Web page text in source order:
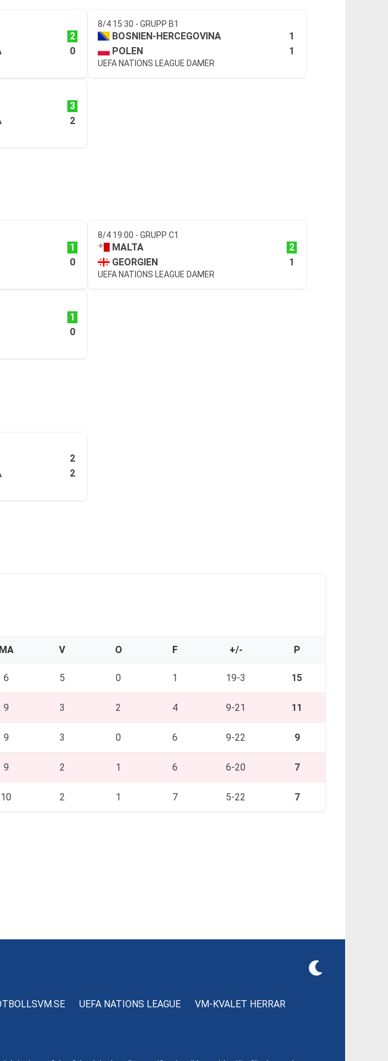
2
0
8/4 15:30 - GRUPP B1
BOSNIEN-HERCEGOVINA
1
POLEN
1
UEFA NATIONS LEAGUE DAMER
3
2
1
0
8/4 19:00 - GRUPP C1
MALTA
2
GEORGIEN
1
UEFA NATIONS LEAGUE DAMER
1
0
2
2
MA V O F +/- P
6 5 0 1 19-3 15
9 3 2 4 9-21 11
9 3 0 6 9-22 9
9 2 1 6 6-20 7
10 2 1 7 5-22 7
UEFA NATIONS LEAGUE VM-KVALET HERRAR